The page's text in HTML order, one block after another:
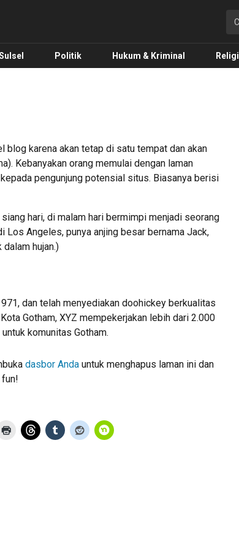
Politik Hukum & Kriminal Religi
blog karena akan tetap di satu tempat dan akan
Kebanyakan orang memulai dengan laman
pengunjung potensial situs. Biasanya berisi
hari, di malam hari bermimpi menjadi seorang
Los Angeles, punya anjing besar bernama Jack,
hujan.)
dan telah menyediakan doohickey berkualitas
Gotham, XYZ mempekerjakan lebih dari 2.000
komunitas Gotham.
dasbor Anda untuk menghapus laman ini dan
fun!